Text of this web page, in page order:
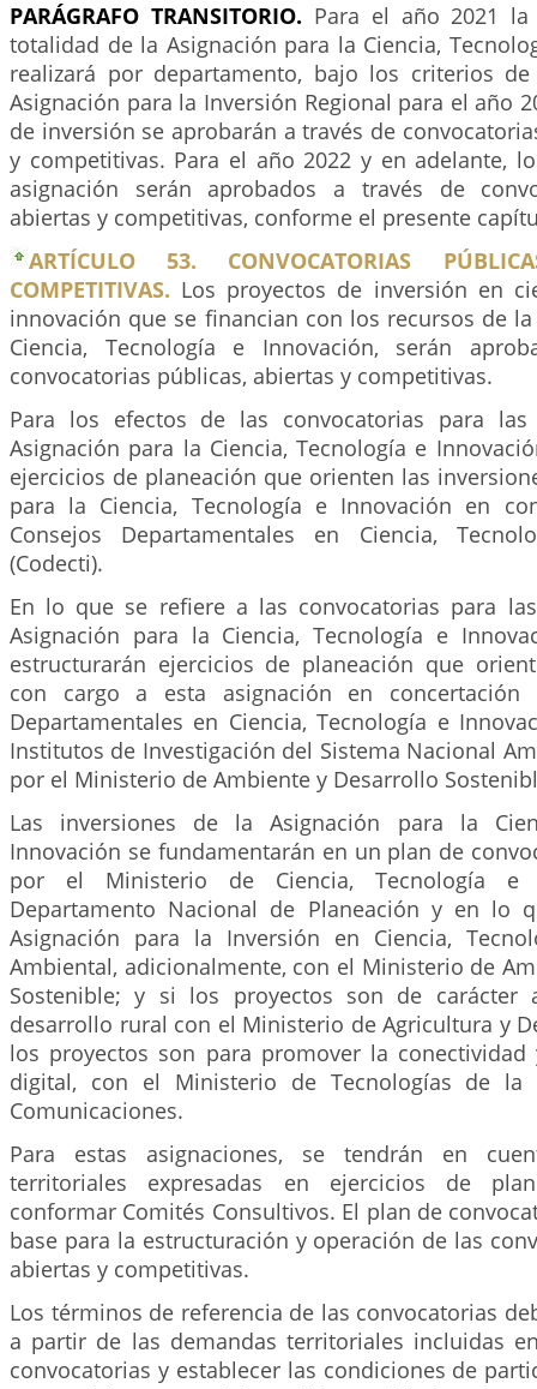
PARÁGRAFO TRANSITORIO. Para el año 2021
totalidad de la Asignación para la Ciencia,
realizará por departamento, bajo los criterios
Asignación para la Inversión Regional para el año
de inversión se aprobarán a través de
y competitivas. Para el año 2022 y en adelante,
asignación serán aprobados a través de
abiertas y competitivas, conforme el presente
ARTÍCULO 53. CONVOCATORIAS
COMPETITIVAS. Los proyectos de inversión en
innovación que se financian con los recursos de
Ciencia, Tecnología e Innovación, serán
convocatorias públicas, abiertas y competitivas.
Para los efectos de las convocatorias para
Asignación para la Ciencia, Tecnología e
ejercicios de planeación que orienten las
para la Ciencia, Tecnología e Innovación en
Consejos Departamentales en Ciencia,
(Codecti).
En lo que se refiere a las convocatorias para
Asignación para la Ciencia, Tecnología e
estructurarán ejercicios de planeación que
con cargo a esta asignación en concertación
Departamentales en Ciencia, Tecnología e
Institutos de Investigación del Sistema Nacional
por el Ministerio de Ambiente y Desarrollo
Las inversiones de la Asignación para la
Innovación se fundamentarán en un plan de
por el Ministerio de Ciencia, Tecnología e
Departamento Nacional de Planeación y en lo
Asignación para la Inversión en Ciencia,
Ambiental, adicionalmente, con el Ministerio de
Sostenible; y si los proyectos son de carácter
desarrollo rural con el Ministerio de Agricultura y
los proyectos son para promover la
digital, con el Ministerio de Tecnologías de la
Comunicaciones.
Para estas asignaciones, se tendrán en
territoriales expresadas en ejercicios de
conformar Comités Consultivos. El plan de
base para la estructuración y operación de las
abiertas y competitivas.
Los términos de referencia de las convocatorias
a partir de las demandas territoriales incluidas
convocatorias y establecer las condiciones de